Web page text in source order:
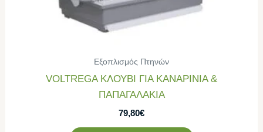
Εξοπλισμός Πτηνών
VOLTREGA ΚΛΟΥΒΙ ΓΙΑ ΚΑΝΑΡΙΝΙΑ &
ΠΑΠΑΓΑΛΑΚΙΑ
79,80€